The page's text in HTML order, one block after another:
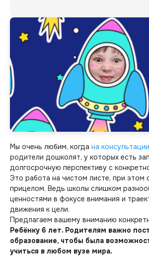
Мы очень любим, когда на консультации
родители дошколят, у которых есть
долгосрочную перспективу с
Это работа на чистом листе, при этом
прицелом. Ведь школы слишком
ценностями в фокусе внимания и
движения к цели.
Предлагаем вашему вниманию
Ребёнку 6 лет. Родителям важно
образование, чтобы была
учиться в любом вузе мира.